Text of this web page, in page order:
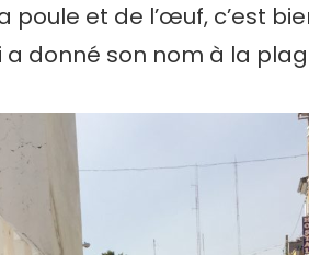
poule et de l’œuf, c’est
donné son nom à la